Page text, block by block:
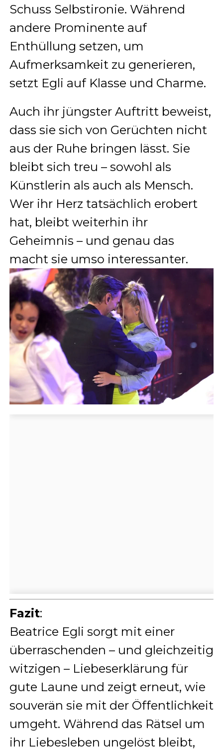
Schuss Selbstironie. Während
andere Prominente auf
Enthüllung setzen, um
Aufmerksamkeit zu generieren,
setzt Egli auf Klasse und Charme.
Auch ihr jüngster Auftritt beweist,
dass sie sich von Gerüchten nicht
aus der Ruhe bringen lässt. Sie
bleibt sich treu – sowohl als
Künstlerin als auch als Mensch.
Wer ihr Herz tatsächlich erobert
hat, bleibt weiterhin ihr
Geheimnis – und genau das
macht sie umso interessanter.
Fazit:
Beatrice Egli sorgt mit einer
überraschenden – und gleichzeitig
witzigen – Liebeserklärung für
gute Laune und zeigt erneut, wie
souverän sie mit der Öffentlichkeit
umgeht. Während das Rätsel um
ihr Liebesleben ungelöst bleibt,